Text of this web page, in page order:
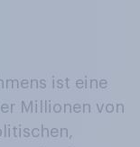
ist eine
Millionen von